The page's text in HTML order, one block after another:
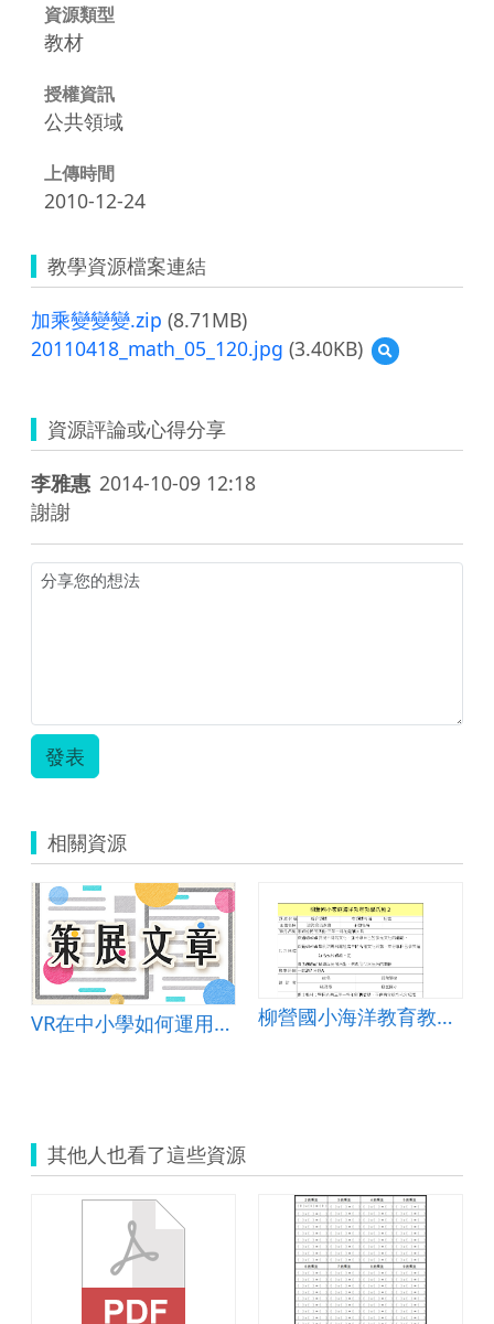
資源類型
教材
授權資訊
公共領域
上傳時間
2010-12-24
教學資源檔案連結
加乘變變變.zip (8.71MB)
20110418_math_05_120.jpg (3.40KB)
預
覽
資源評論或心得分享
李雅惠 2014-10-09 12:18
謝謝
發表
相關資源
VR在中小學如何運用才會有效教學 柳營國小海洋教育教學活動2
其他人也看了這些資源